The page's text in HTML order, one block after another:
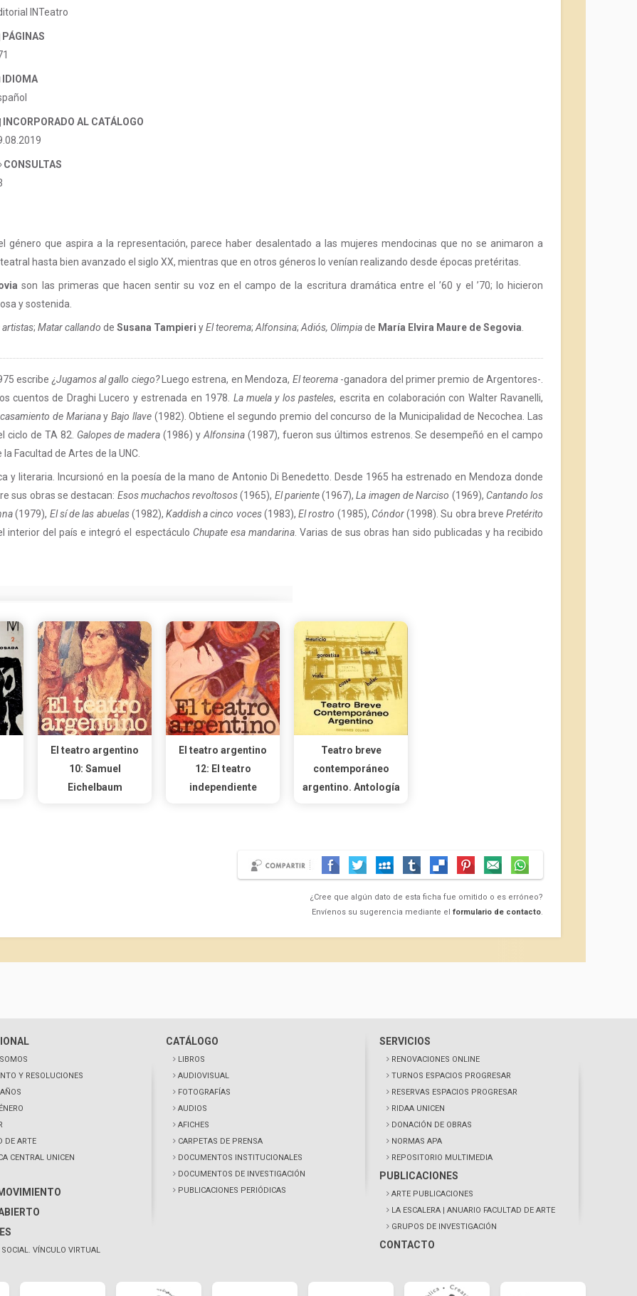
INTeatro
PÁGINAS
IDIOMA
INCORPORADO AL CATÁLOGO
CONSULTAS
género que aspira a la representación, parece haber desalentado a las mujeres mendocinas que no se animaron a
hasta bien avanzado el siglo XX, mientras que en otros géneros lo venían realizando desde épocas pretéritas.
son las primeras que hacen sentir su voz en el campo de la escritura dramática entre el ’60 y el ’70; lo hicieron
y sostenida.
artistas; Matar callando de Susana Tampieri yEl teorema; Alfonsina; Adiós, Olimpiade María Elvira Maure de Segovia
escribe ¿Jugamos al gallo ciego?Luego estrena, en Mendoza, El teorema-ganadora del primer premio de Argentores-.
cuentos de Draghi Lucero y estrenada en 1978. La muela y los pasteles, escrita en colaboración con Walter Ravanelli,
de MarianayBajo llave(1982). Obtiene el segundo premio del concurso de la Municipalidad de Necochea. Las
ciclo de TA 82. Galopes de madera (1986) yAlfonsina (1987), fueron sus últimos estrenos. Se desempeñó en el campo
Facultad de Artes de la UNC.
y literaria. Incursionó en la poesía de la mano de Antonio Di Benedetto. Desde 1965 ha estrenado en Mendoza donde
sus obras se destacan: Esos muchachos revoltosos(1965), El pariente(1967),La imagen de Narciso (1969), Cantando los
(1979), El sí de las abuelas(1982), Kaddish a cinco voces(1983),El rostro (1985), Cóndor(1998). Su obra brevePretérito
interior del país e integró el espectáculo Chupate esa mandarina. Varias de sus obras han sido publicadas y ha recibido
El teatro argentino
10: Samuel
Eichelbaum
El teatro argentino
12: El teatro
independiente
Teatro breve
contemporáneo
argentino. Antología
¿Cree que algún dato de esta ficha fue omitido o es erróneo?
Envíenos su sugerencia mediante el formulario de contacto.
Y RESOLUCIONES
DE ARTE
CENTRAL UNICEN
VÍNCULO VIRTUAL
CATÁLOGO
LIBROS
AUDIOVISUAL
FOTOGRAFÍAS
AUDIOS
AFICHES
CARPETAS DE PRENSA
DOCUMENTOS INSTITUCIONALES
DOCUMENTOS DE INVESTIGACIÓN
PUBLICACIONES PERIÓDICAS
SERVICIOS
RENOVACIONES ONLINE
TURNOS ESPACIOS PROGRESAR
RESERVAS ESPACIOS PROGRESAR
RIDAA UNICEN
DONACIÓN DE OBRAS
NORMAS APA
REPOSITORIO MULTIMEDIA
PUBLICACIONES
ARTE PUBLICACIONES
LA ESCALERA | ANUARIO FACULTAD DE ARTE
GRUPOS DE INVESTIGACIÓN
CONTACTO